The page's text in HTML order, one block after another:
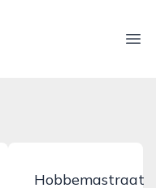
Hobbemastraat